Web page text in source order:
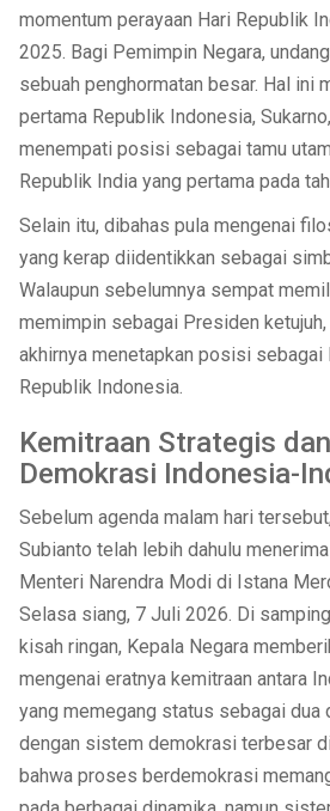
momentum perayaan Hari Republik
2025. Bagi Pemimpin Negara,
sebuah penghormatan besar. Hal ini
pertama Republik Indonesia,
menempati posisi sebagai tamu
Republik India yang pertama pada
Selain itu, dibahas pula mengenai
yang kerap diidentikkan sebagai
Walaupun sebelumnya sempat
memimpin sebagai Presiden
akhirnya menetapkan posisi
Republik Indonesia.
Kemitraan Strategis
Demokrasi Indonesia-
Sebelum agenda malam hari
Subianto telah lebih dahulu
Menteri Narendra Modi di Istana
Selasa siang, 7 Juli 2026. Di
kisah ringan, Kepala Negara
mengenai eratnya kemitraan antara
yang memegang status sebagai dua
dengan sistem demokrasi terbesar
bahwa proses berdemokrasi